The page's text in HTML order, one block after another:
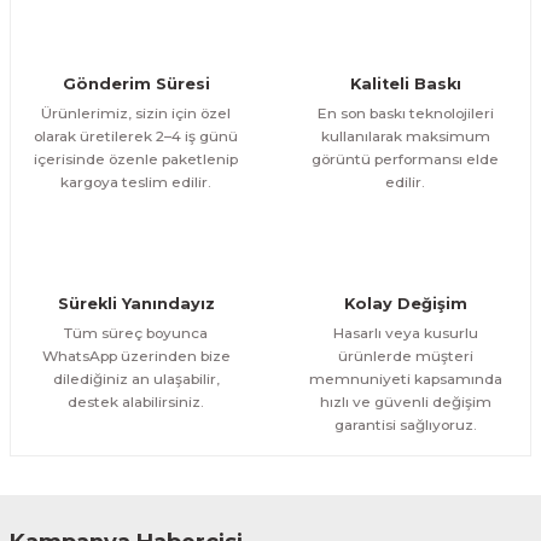
Göl Kenarında Ev Tek Parça Kanvas - Canvas Tablo
1.200,00 TL
1.000,00 TL
ÜRÜNÜ İNCELE
1.000,00 TL %11
Evinemoda
Gold Vazoda Çiçekler Tek Parça Kanvas - Canvas Tablo
Gönderim Süresi
Ürünlerimiz, sizin için özel
olarak üretilerek 2–4 iş günü
içerisinde özenle paketlenip
kargoya teslim edilir.
Kaliteli Baskı
En son baskı teknolojileri
kullanılarak maksimum
görüntü performansı elde
edilir.
Sürekli Yanındayız
Tüm süreç boyunca
WhatsApp üzerinden bize
dilediğiniz an ulaşabilir,
destek alabilirsiniz.
Kolay Değişim
Hasarlı veya kusurlu
ürünlerde müşteri
memnuniyeti kapsamında
hızlı ve güvenli değişim
garantisi sağlıyoruz.